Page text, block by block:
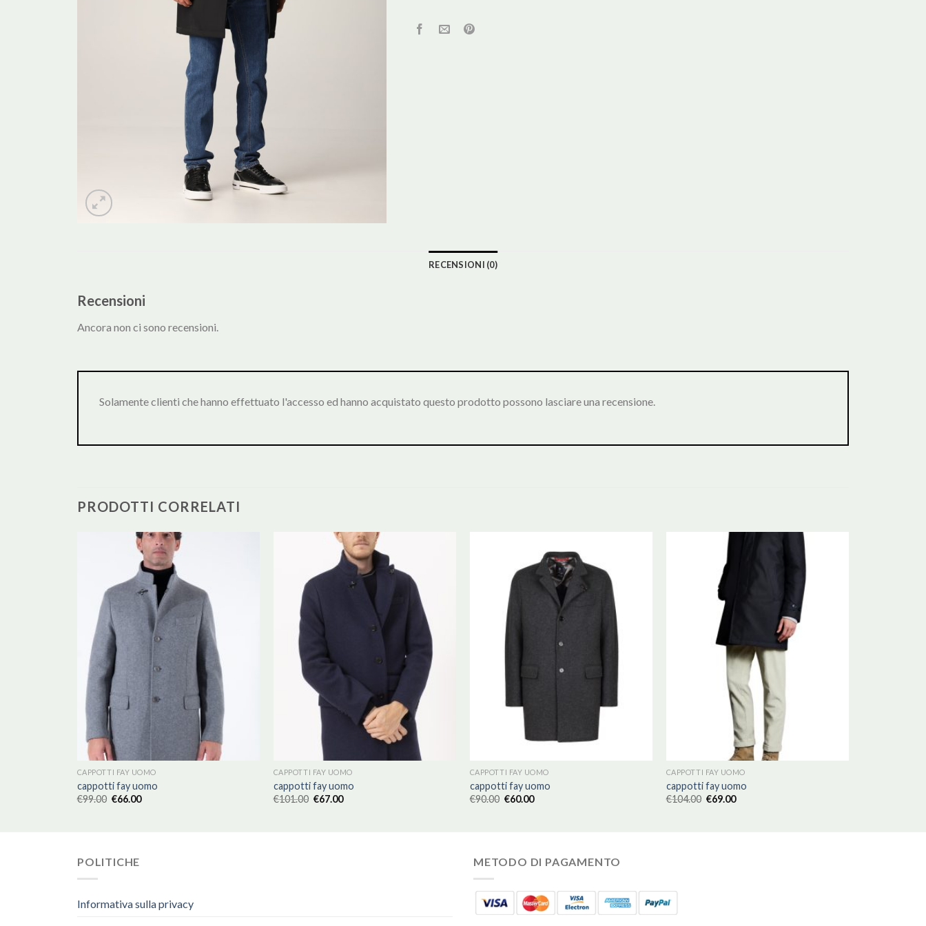
RECENSIONI (0)
Recensioni
Ancora non ci sono recensioni.
Solamente clienti che hanno effettuato l'accesso ed hanno acquistato questo prodotto possono lasciare una recensione.
PRODOTTI CORRELATI
CAPPOTTI FAY UOMO
cappotti fay uomo
€99.00 €66.00
CAPPOTTI FAY UOMO
cappotti fay uomo
€101.00 €67.00
CAPPOTTI FAY UOMO
cappotti fay uomo
€90.00 €60.00
CAPPOTTI FAY UOMO
cappotti fay uomo
€104.00 €69.00
POLITICHE
Informativa sulla privacy
METODO DI PAGAMENTO